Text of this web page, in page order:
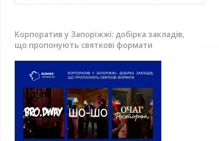
Корпоратив у Запоріжжі: добірка закладів,
що пропонують святкові формати